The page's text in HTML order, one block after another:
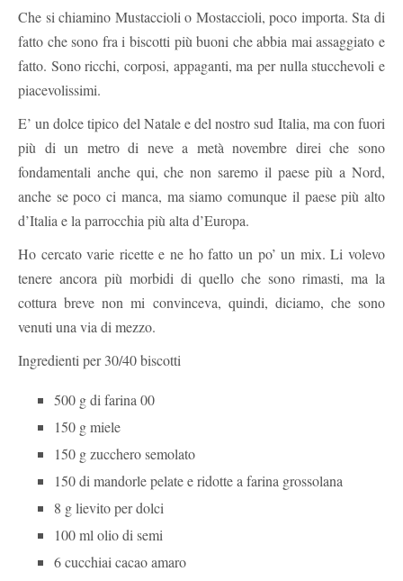
Che si chiamino Mustaccioli o Mostaccioli, poco importa. Sta di
fatto che sono fra i biscotti più buoni che abbia mai assaggiato e
fatto. Sono ricchi, corposi, appaganti, ma per nulla stucchevoli e
piacevolissimi.
E’ un dolce tipico del Natale e del nostro sud Italia, ma con fuori
più di un metro di neve a metà novembre direi che sono
fondamentali anche qui, che non saremo il paese più a Nord,
anche se poco ci manca, ma siamo comunque il paese più alto
d’Italia e la parrocchia più alta d’Europa.
Ho cercato varie ricette e ne ho fatto un po’ un mix. Li volevo
tenere ancora più morbidi di quello che sono rimasti, ma la
cottura breve non mi convinceva, quindi, diciamo, che sono
venuti una via di mezzo.
Ingredienti per 30/40 biscotti
500 g di farina 00
150 g miele
150 g zucchero semolato
150 di mandorle pelate e ridotte a farina grossolana
8 g lievito per dolci
100 ml olio di semi
6 cucchiai cacao amaro